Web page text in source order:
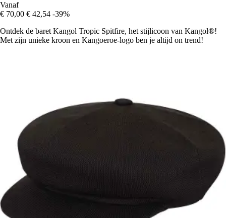
Vanaf
€ 70,00 € 42,54 -39%
Ontdek de baret Kangol Tropic Spitfire, het stijlicoon van Kangol®!
Met zijn unieke kroon en Kangoeroe-logo ben je altijd on trend!